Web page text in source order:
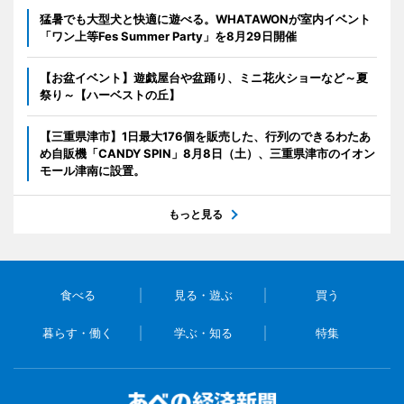
猛暑でも大型犬と快適に遊べる。WHATAWONが室内イベント
「ワン上等Fes Summer Party」を8月29日開催
【お盆イベント】遊戯屋台や盆踊り、ミニ花火ショーなど～夏
祭り～【ハーベストの丘】
【三重県津市】1日最大176個を販売した、行列のできるわたあ
め自販機「CANDY SPIN」8月8日（土）、三重県津市のイオン
モール津南に設置。
もっと見る
食べる 見る・遊ぶ 買う
暮らす・働く 学ぶ・知る 特集